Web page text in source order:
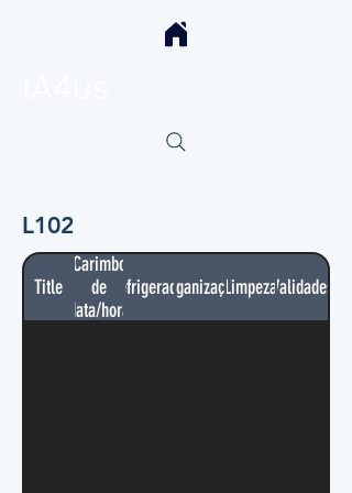
L102
Title
Carimbo
de
data/hora
RefrigeradorOrganizaçãoLimpezaValidades